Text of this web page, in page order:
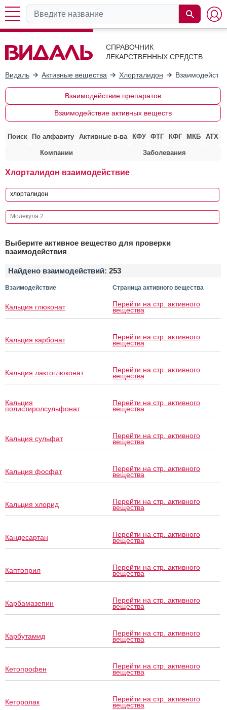
СПРАВОЧНИК
ЛЕКАРСТВЕННЫХ СРЕДСТВ
Видаль Активные вещества Хлорталидон
Взаимодействие препаратов
Взаимодействие активных веществ
Поиск По алфавиту Активные в-ва КФУ ФТГ КФГ МКБ АТХ
Компании Заболевания
Хлорталидон взаимодействие
Выберите активное вещество для проверки
взаимодействия
Найдено взаимодействий: 253
Взаимодействие Страница активного вещества
Кальция глюконат Перейти на стр. активного
вещества
Кальция карбонат Перейти на стр. активного
вещества
Кальция лактоглюконат Перейти на стр. активного
вещества
Кальция
полистиролсульфонат
Перейти на стр. активного
вещества
Кальция сульфат Перейти на стр. активного
вещества
Кальция фосфат Перейти на стр. активного
вещества
Кальция хлорид Перейти на стр. активного
вещества
Кандесартан Перейти на стр. активного
вещества
Каптоприл Перейти на стр. активного
вещества
Карбамазепин Перейти на стр. активного
вещества
Карбутамид Перейти на стр. активного
вещества
Кетопрофен Перейти на стр. активного
вещества
Кеторолак Перейти на стр. активного
вещества